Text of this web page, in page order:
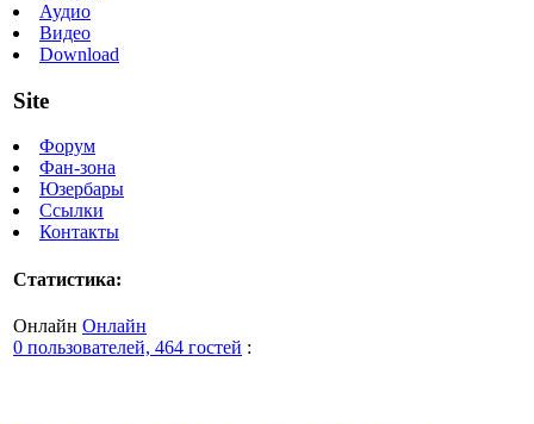
Аудио
Видео
Download
Site
Форум
Фан-зона
Юзербары
Ссылки
Контакты
Статистика:
Онлайн Онлайн
0 пользователей, 464 гостей :